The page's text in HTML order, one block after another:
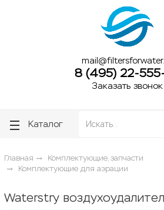
8 (495) 22-
Заказать звонок
Каталог
Главная
Комплектующие, запчасти
Комплектующие для аэрации
Waterstry